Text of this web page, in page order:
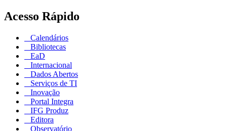
Acesso Rápido
Calendários
Bibliotecas
EaD
Internacional
Dados Abertos
Serviços de TI
Inovação
Portal Integra
IFG Produz
Editora
Observatório